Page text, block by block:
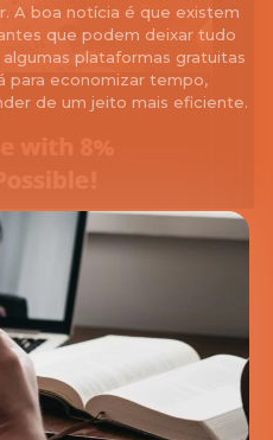
A boa notícia é que existem
que podem deixar tudo
plataformas gratuitas
para economizar tempo,
de um jeito mais eficiente.